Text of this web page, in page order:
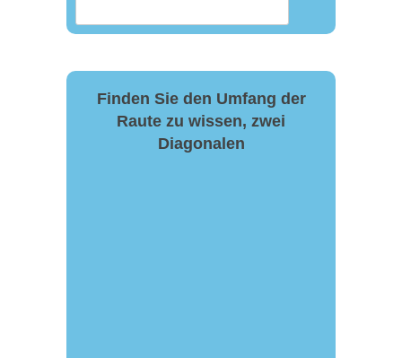
Finden Sie den Umfang der
Raute zu wissen, zwei
Diagonalen